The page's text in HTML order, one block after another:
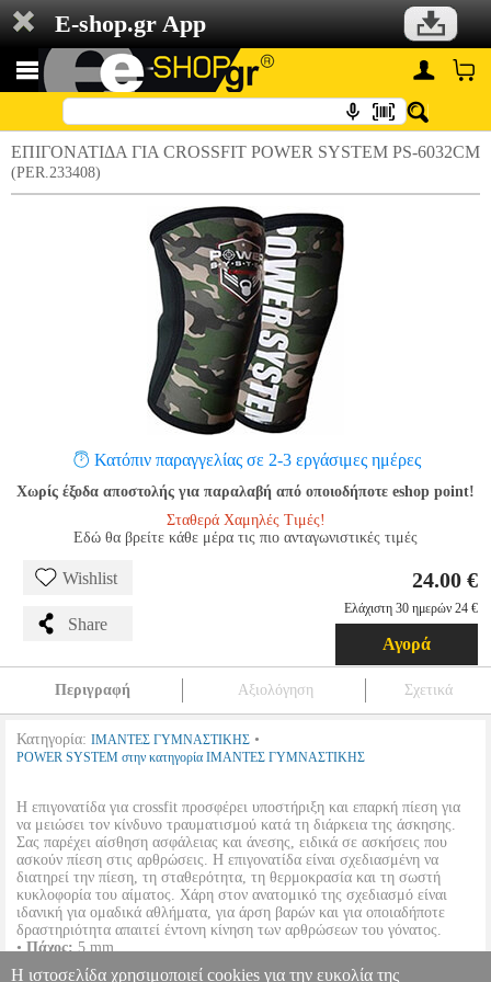
E-shop.gr App
ΕΠΙΓΟΝΑΤΙΔΑ ΓΙΑ CROSSFIT POWER SYSTEM PS-6032CM
(PER.233408)
Κατόπιν παραγγελίας σε 2-3 εργάσιμες ημέρες
Χωρίς έξοδα αποστολής για παραλαβή από οποιοδήποτε eshop point!
Σταθερά Χαμηλές Τιμές!
Εδώ θα βρείτε κάθε μέρα τις πιο ανταγωνιστικές τιμές
Wishlist
Share
24.00 €
Ελάχιστη 30 ημερών 24 €
Αγορά
Περιγραφή Αξιολόγηση Σχετικά
Κατηγορία: ΙΜΑΝΤΕΣ ΓΥΜΝΑΣΤΙΚΗΣ •
POWER SYSTEM στην κατηγορία ΙΜΑΝΤΕΣ ΓΥΜΝΑΣΤΙΚΗΣ
Η επιγονατίδα για crossfit προσφέρει υποστήριξη και επαρκή πίεση για
να μειώσει τον κίνδυνο τραυματισμού κατά τη διάρκεια της άσκησης.
Σας παρέχει αίσθηση ασφάλειας και άνεσης, ειδικά σε ασκήσεις που
ασκούν πίεση στις αρθρώσεις. Η επιγονατίδα είναι σχεδιασμένη να
διατηρεί την πίεση, τη σταθερότητα, τη θερμοκρασία και τη σωστή
κυκλοφορία του αίματος. Χάρη στον ανατομικό της σχεδιασμό είναι
ιδανική για ομαδικά αθλήματα, για άρση βαρών και για οποιαδήποτε
δραστηριότητα απαιτεί έντονη κίνηση των αρθρώσεων του γόνατος.
•Πάχος:5 mm.
•
Χρώμα: Παραλλαγής.
Η ιστοσελίδα χρησιμοποιεί cookies για την ευκολία της